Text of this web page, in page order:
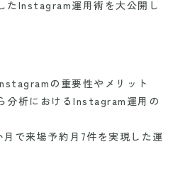
たInstagram運用術を大公開し
の重要性やメリット
分析におけるInstagram運用の
で来場予約月7件を実現した運